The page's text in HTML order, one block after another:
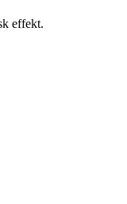
effekt.